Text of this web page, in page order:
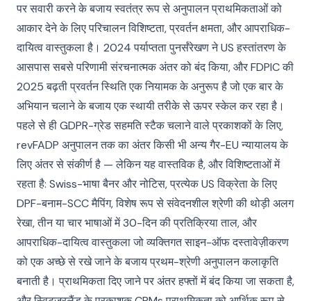
पर सवारी करने के बजाय स्वतंत्र रूप से अनुपालन प्राथमिकताओं को
आकार देने के लिए परिचालन विशिष्टता, प्रवर्तन क्षमता, और आपराधिक-
दायित्व वास्तुकला है। 2024 पर्याप्तता पुनर्संरेखण ने US हस्तांतरण के
आसपास सबसे परिणामी संरचनात्मक अंतर को बंद किया, और FDPIC की
2025 बढ़ती प्रवर्तन स्थिति एक नियामक के अनुरूप है जो एक बार के
अभियान चलाने के बजाय एक स्थायी तरीके से ऊपर स्केल कर रहा है।
पहले से ही GDPR-ग्रेड सहमति स्टैक चलाने वाले प्रकाशकों के लिए,
revFADP अनुपालन तक का अंतर किसी भी अन्य गैर-EU न्यायालय के
लिए अंतर से संकीर्ण है — लेकिन यह वास्तविक है, और विशिष्टताओं में
रहता है: Swiss-भाषा बैनर और नोटिस, प्रत्येक US विक्रेता के लिए
DPF-बनाम-SCC मैपिंग, विशेष रूप से संवेदनशील श्रेणी की थोड़ी अलग
रेखा, तीन या चार भाषाओं में 30-दिन की प्रतिक्रिया ताल, और
आपराधिक-दायित्व वास्तुकला जो व्यक्तिगत साइन-ऑफ दस्तावेज़ीकरण
को एक अच्छे से रखे जाने के बजाय प्रथम-श्रेणी अनुपालन कलाकृति
बनाती है। प्राथमिकता दिए जाने पर अंतर हफ्तों में बंद किया जा सकता है,